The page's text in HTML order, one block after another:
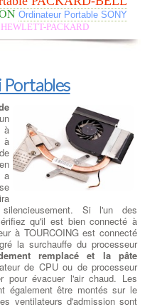
ou remplacer
:Dépanner ou
Pc - Vérification des
d'alimentation de
l'Ordi sur Bloc Alimentation - à
- Changement du
Bloc Alimentation de l'Ordinateur -
Pc sur Bloc Alimentation - à
adaptées entre 300
Corsair 80 plus certifications
- Nettoyage de la
Nous pouvons vous
minutes si votre disque est
Ordinateur Portable SONY
PACKARD
à
a
Si l'un des
qu'il est bien connecté à
à TOURCOING est connecté
la surchauffe du processeur
remplacé et la pâte
de CPU ou de processeur
pour évacuer l'air chaud. Les
également être montés sur le
ventilateurs d'admission sont